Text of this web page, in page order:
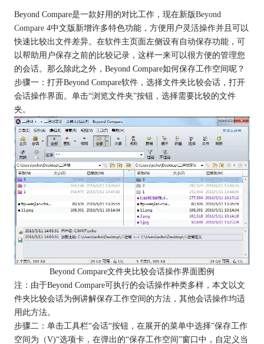
Beyond Compare是一款好用的对比工作，现在新版Beyond
Compare4中文版新增许多特色功能，方便用户灵活操作并且可以
快速比较出文件差异。在软件主页面左侧设有自动保存功能，可
以帮助用户保存之前的比较记录，这样一来可以很方便的管理您
的会话。那么除此之外，Beyond Compare如何保存工作空间呢？
步骤一：打开Beyond Compare软件，选择文件夹比较会话，打开
会话操作界面。单击“浏览文件夹”按钮，选择需要比较的文件
夹。
Beyond Compare文件夹比较会话操作界面图例
注：由于Beyond Compare可执行的会话操作种类多样，本文以文
件夹比较会话为例讲解保存工作空间的方法，其他会话操作均适
用此方法。
步骤二：单击工具栏“会话“按钮，在展开的菜单中选择”保存工作
空间为（V)“选项卡，在弹出的“保存工作空间”窗口中，自定义当